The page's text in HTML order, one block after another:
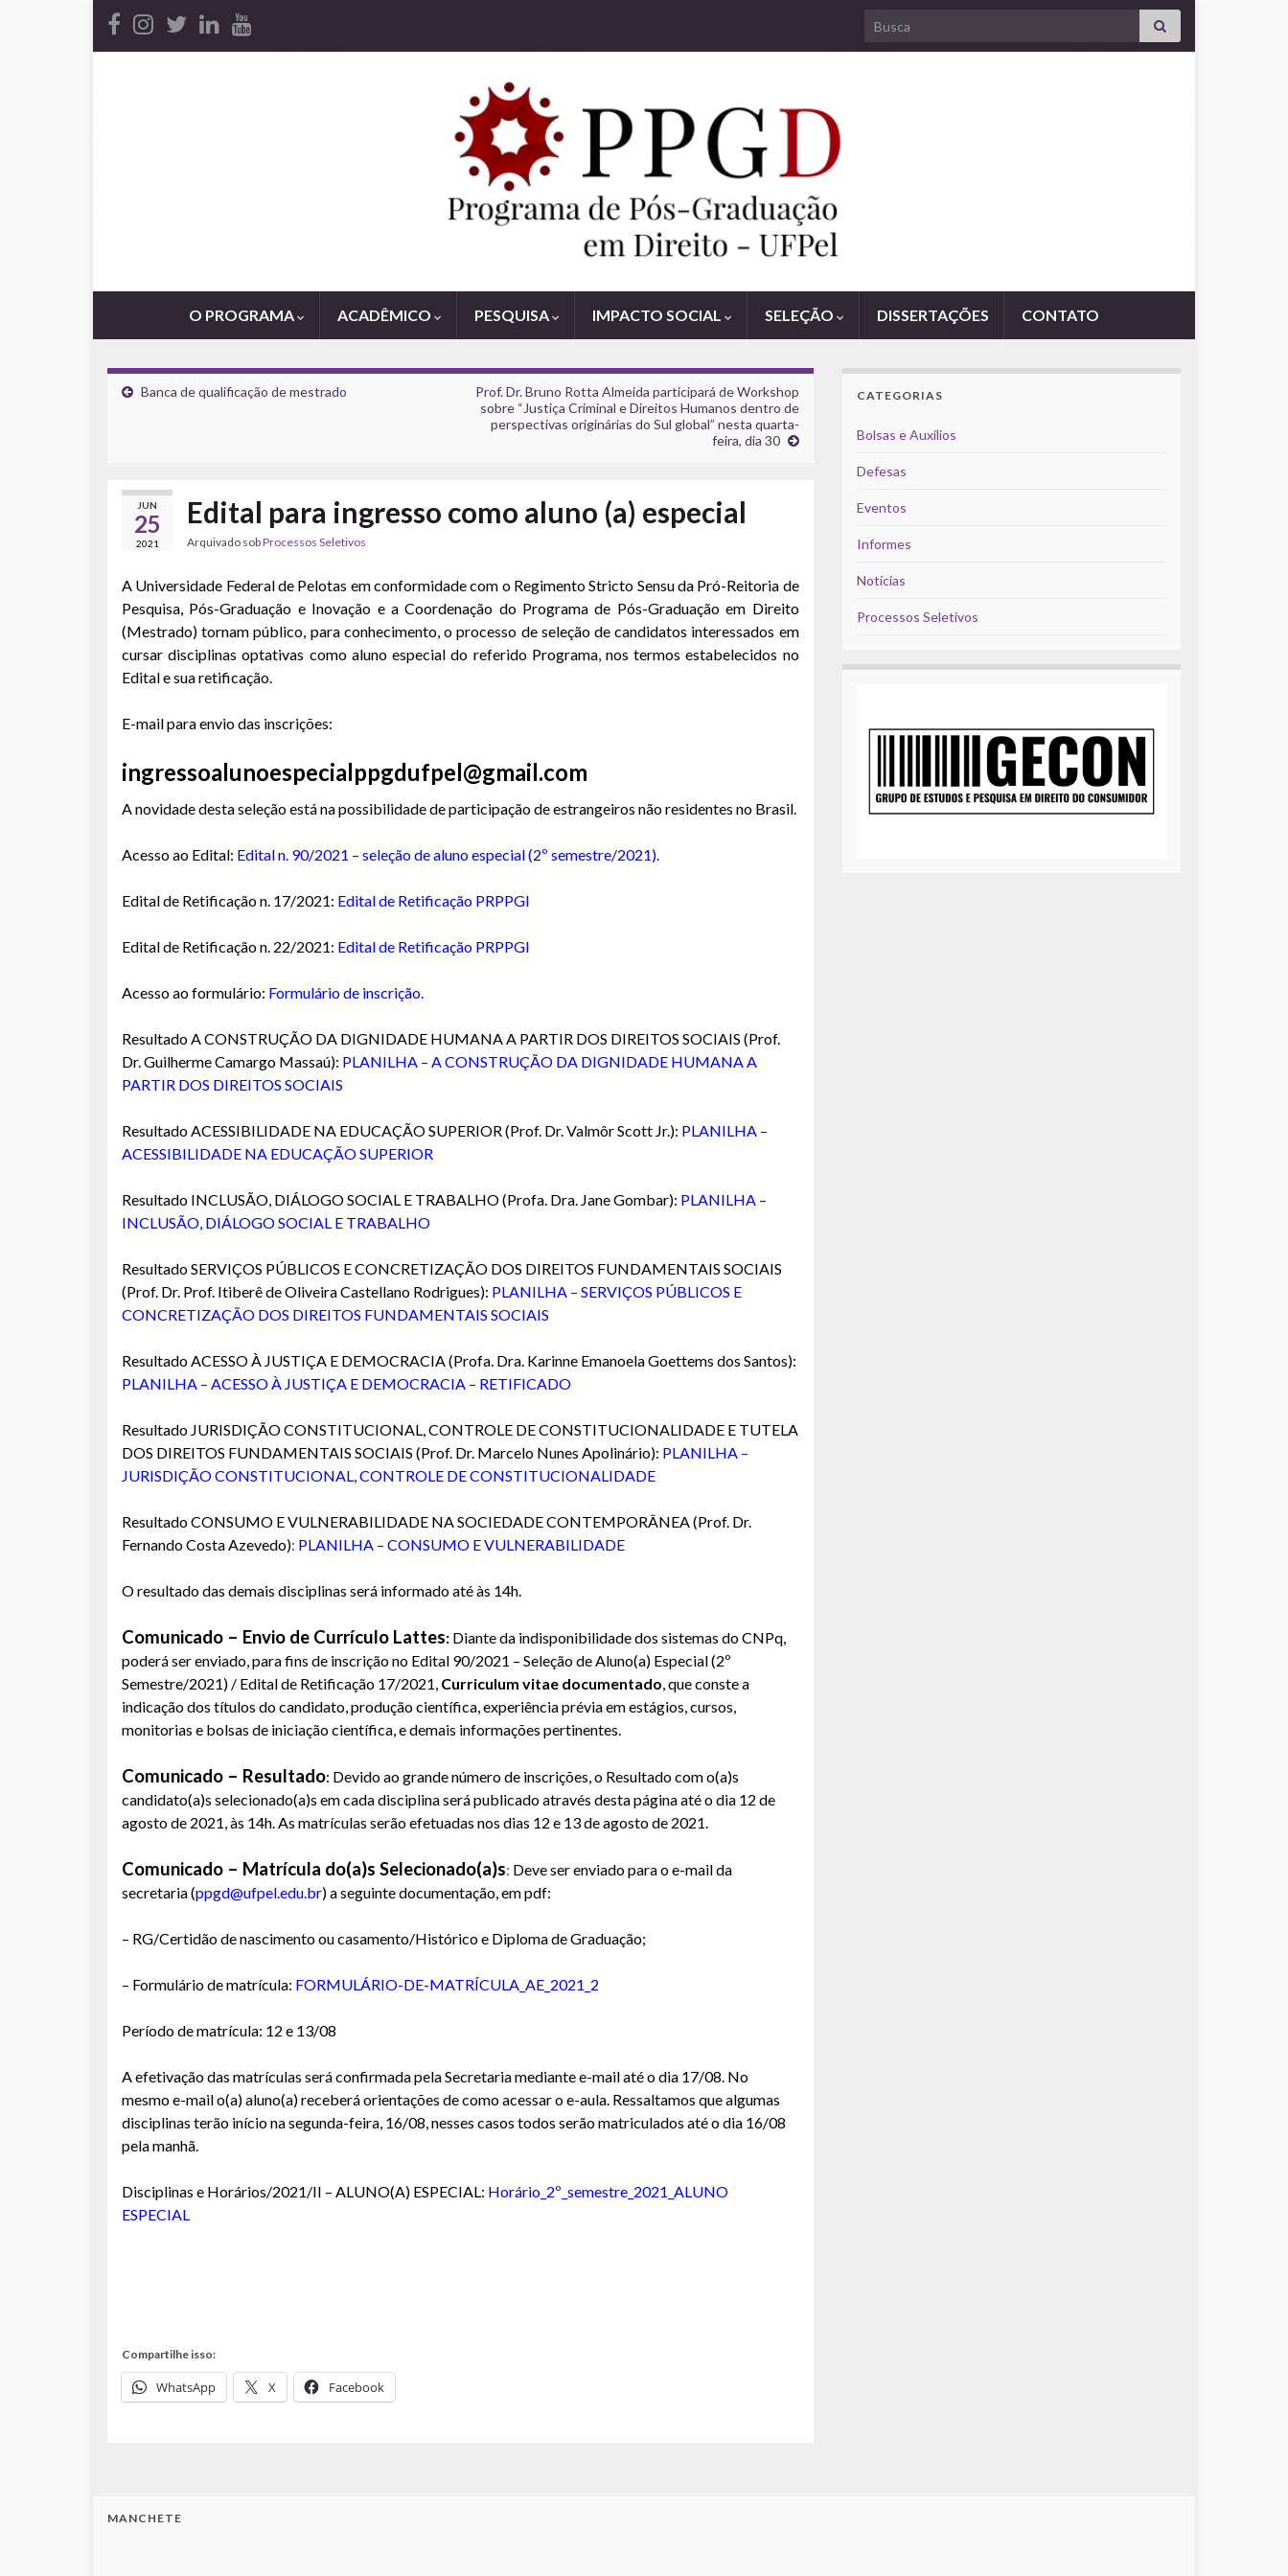
Search for:
O PROGRAMA ACADÊMICO PESQUISA IMPACTO SOCIAL SELEÇÃO DISSERTAÇÕES CONTATO
Banca de qualificação de mestrado
Prof. Dr. Bruno Rotta Almeida participará de Workshop
sobre “Justiça Criminal e Direitos Humanos dentro de
perspectivas originárias do Sul global” nesta quarta-
feira, dia 30
JUN
25
2021
Edital para ingresso como aluno (a) especial
Arquivado sobProcessos Seletivos
A Universidade Federal de Pelotas em conformidade com o RegimentoStricto Sensuda Pró-Reitoria de
Pesquisa, Pós-Graduação e Inovação e a Coordenação do Programa de Pós-Graduação em Direito
(Mestrado) tornam público, para conhecimento, o processo de seleção de candidatos interessados em
cursar disciplinas optativas como aluno especial do referido Programa, nos termos estabelecidos no
Edital e sua retificação.
E-mail para envio das inscrições:
ingressoalunoespecialppgdufpel@gmail.com
A novidade desta seleção está na possibilidade de participação de estrangeiros não residentes no Brasil.
Acesso ao Edital: Edital n. 90/2021 – seleção de aluno especial (2º semestre/2021).
Edital de Retificação n. 17/2021: Edital de Retificação PRPPGI
Edital de Retificação n. 22/2021: Edital de Retificação PRPPGI
Acesso ao formulário: Formulário de inscrição.
Resultado A CONSTRUÇÃO DA DIGNIDADE HUMANA A PARTIR DOS DIREITOS SOCIAIS (Prof.
Dr. Guilherme Camargo Massaú): PLANILHA – A CONSTRUÇÃO DA DIGNIDADE HUMANA A
PARTIR DOS DIREITOS SOCIAIS
Resultado ACESSIBILIDADE NA EDUCAÇÃO SUPERIOR (Prof. Dr. Valmôr Scott Jr.): PLANILHA –
ACESSIBILIDADE NA EDUCAÇÃO SUPERIOR
Resultado INCLUSÃO, DIÁLOGO SOCIAL E TRABALHO (Profa. Dra. Jane Gombar): PLANILHA –
INCLUSÃO, DIÁLOGO SOCIAL E TRABALHO
Resultado SERVIÇOS PÚBLICOS E CONCRETIZAÇÃO DOS DIREITOS FUNDAMENTAIS SOCIAIS
(Prof. Dr. Prof. Itiberê de Oliveira Castellano Rodrigues): PLANILHA – SERVIÇOS PÚBLICOS E
CONCRETIZAÇÃO DOS DIREITOS FUNDAMENTAIS SOCIAIS
Resultado ACESSO À JUSTIÇA E DEMOCRACIA (Profa. Dra. Karinne Emanoela Goettems dos Santos):
PLANILHA – ACESSO À JUSTIÇA E DEMOCRACIA – RETIFICADO
Resultado JURISDIÇÃO CONSTITUCIONAL, CONTROLE DE CONSTITUCIONALIDADE E TUTELA
DOS DIREITOS FUNDAMENTAIS SOCIAIS (Prof. Dr. Marcelo Nunes Apolinário): PLANILHA –
JURISDIÇÃO CONSTITUCIONAL, CONTROLE DE CONSTITUCIONALIDADE
Resultado CONSUMO E VULNERABILIDADE NA SOCIEDADE CONTEMPORÂNEA (Prof. Dr.
Fernando Costa Azevedo): PLANILHA – CONSUMO E VULNERABILIDADE
O resultado das demais disciplinas será informado até às 14h.
Comunicado – Envio de Currículo Lattes: Diante da indisponibilidade dos sistemas do CNPq,
poderá ser enviado, para fins de inscrição no Edital 90/2021 – Seleção de Aluno(a) Especial (2º
Semestre/2021) / Edital de Retificação 17/2021, Curriculum vitae documentado, que conste a
indicação dos títulos do candidato, produção científica, experiência prévia em estágios, cursos,
monitorias e bolsas de iniciação científica, e demais informações pertinentes.
Comunicado – Resultado: Devido ao grande número de inscrições, o Resultado com o(a)s
candidato(a)s selecionado(a)s em cada disciplina será publicado através desta página até o dia 12 de
agosto de 2021, às 14h.As matrículas serão efetuadas nos dias 12 e 13 de agosto de 2021.
Comunicado – Matrícula do(a)s Selecionado(a)s: Deve ser enviado para o e-mail da
secretaria (ppgd@ufpel.edu.br) a seguinte documentação, em pdf:
– RG/Certidão de nascimento ou casamento/Histórico e Diploma de Graduação;
– Formulário de matrícula: FORMULÁRIO-DE-MATRÍCULA_AE_2021_2
Período de matrícula: 12 e 13/08
A efetivação das matrículas será confirmada pela Secretaria mediante e-mail até o dia 17/08. No
mesmo e-mail o(a) aluno(a) receberá orientações de como acessar o e-aula. Ressaltamos que algumas
disciplinas terão início na segunda-feira, 16/08, nesses casos todos serão matriculados até o dia 16/08
pela manhã.
Disciplinas e Horários/2021/II – ALUNO(A) ESPECIAL: Horário_2º_semestre_2021_ALUNO
ESPECIAL
Compartilhe isso:
WhatsApp X Facebook
CATEGORIAS
Bolsas e Auxílios
Defesas
Eventos
Informes
Notícias
Processos Seletivos
MANCHETE